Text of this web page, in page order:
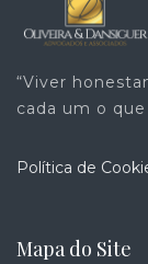
“Viver
cada um o
Política de
Mapa do Site